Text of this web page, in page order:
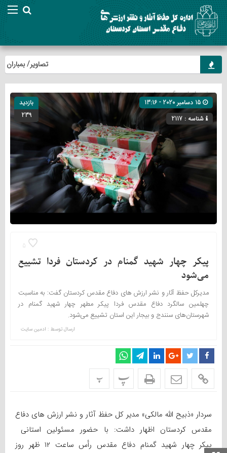
تصاویر/ بمباران
صفحه اصلی» گروه »خبر»ویژه»یادمان ها
شناسه : 2117
بازدید
239
5
پیکر چهار شهید گمنام در کردستان فردا تشییع
می‌شود
مدیرکل حفظ آثار و نشر ارزش های دفاع مقدس کردستان گفت: به مناسبت
چهلمین سالگرد دفاع مقدس فردا پیکر مطهر چهار شهید گمنام در
شهرستان‌های سنندج‌ و بیجار این استان تشییع می‌شود.
ارسال توسط : ادمین سایت
پ پ
سردار «ذبیح الله مالکی» مدیر کل حفظ آثار و نشر ارزش های دفاع
مقدس کردستان اظهار داشت: با حضور مسئولین استانی
پیکر چهار شهید گمنام دفاع مقدس رأس ساعت ۱۲ ظهر روز